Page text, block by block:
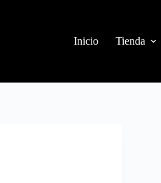
Inicio
Tienda